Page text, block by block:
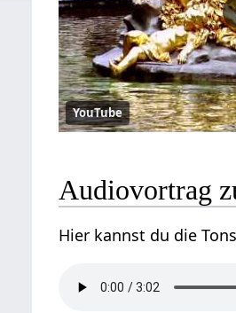
YouTube
Audiovortrag
Hier kannst du die